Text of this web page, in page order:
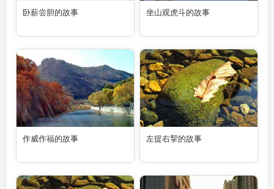
卧薪尝胆的故事 坐山观虎斗的故事
作威作福的故事 左提右挈的故事